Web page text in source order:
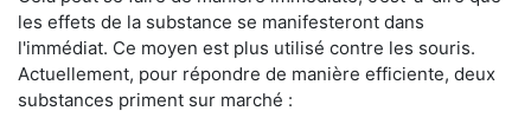
les effets de la substance se manifesteront dans
l'immédiat. Ce moyen est plus utilisé contre les souris.
Actuellement, pour répondre de manière efficiente, deux
substances priment sur marché :